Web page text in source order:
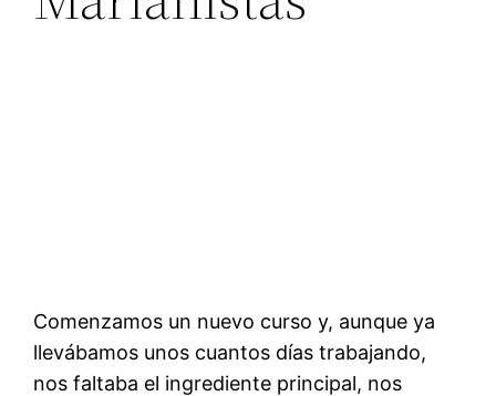
Comenzamos un nuevo curso y, aunque ya
llevábamos unos cuantos días trabajando,
nos faltaba el ingrediente principal, nos